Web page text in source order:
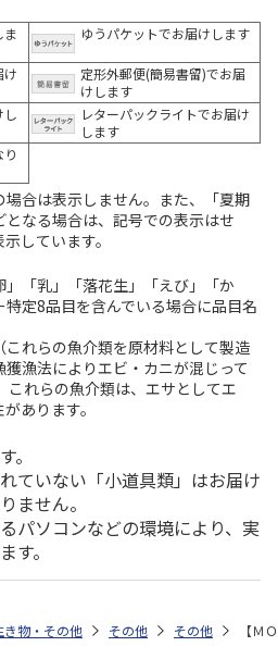
ま
ゆうパケットでお届けします
け
定形外郵便(簡易書留)でお届
けします
し
レターパックライトでお届け
します
合は表示しません。また、「夏期
なる場合は、記号での表示はせ
しています。
「乳」「落花生」「えび」「か
定8品目を含んでいる場合に品目名
れらの魚介類を原材料として製造
漁法によりエビ・カニが混じって
これらの魚介類は、エサとしてエ
あります。
。
ていない「小道具類」はお届け
ません。
パソコンなどの環境により、実
す。
き物・その他 その他 その他 【Ｍ